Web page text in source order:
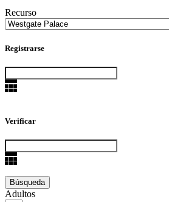
Recurso
Registrarse
Verificar
Adultos